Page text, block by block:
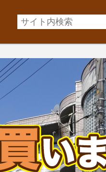
悩みを全国の専門家が解決致します！